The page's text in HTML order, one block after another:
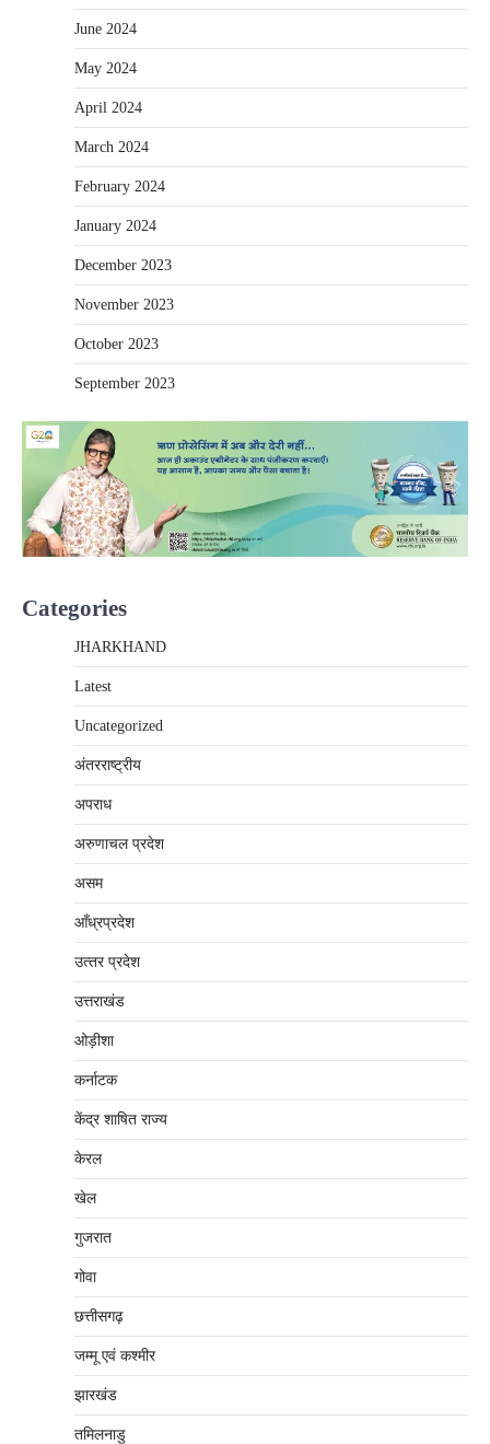
June 2024
May 2024
April 2024
March 2024
February 2024
January 2024
December 2023
November 2023
October 2023
September 2023
Categories
JHARKHAND
Latest
Uncategorized
अंतरराष्‍ट्रीय
अपराध
अरुणाचल प्रदेश
असम
आँध्रप्रदेश
उत्‍तर प्रदेश
उत्तराखंड
ओड़ीशा
कर्नाटक
केंद्र शाषित राज्य
केरल
खेल
गुजरात
गोवा
छत्तीसगढ़
जम्‍मू एवं कश्‍मीर
झारखंड
तमिलनाडु